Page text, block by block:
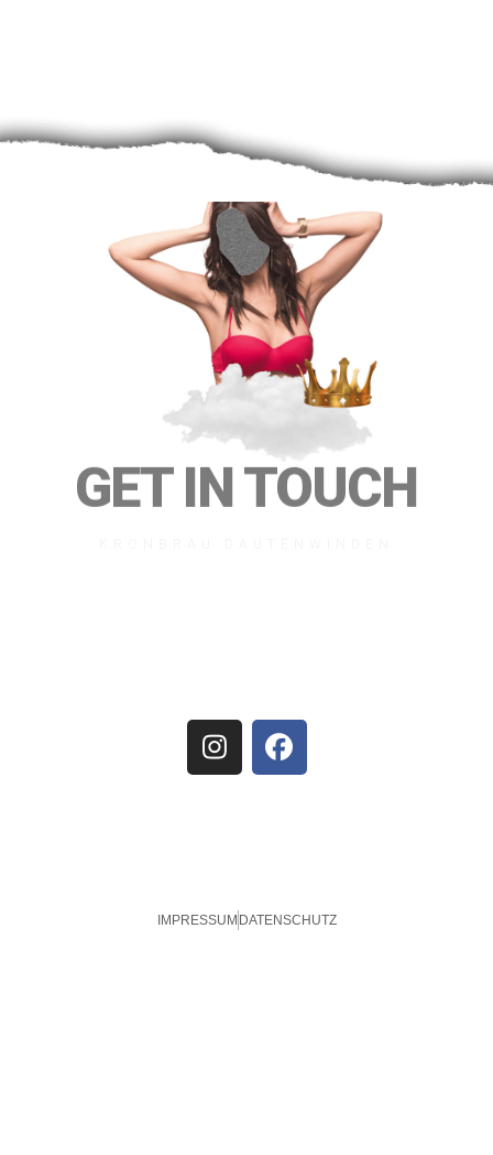
GET IN TOUCH
IMPRESSUM DATENSCHUTZ